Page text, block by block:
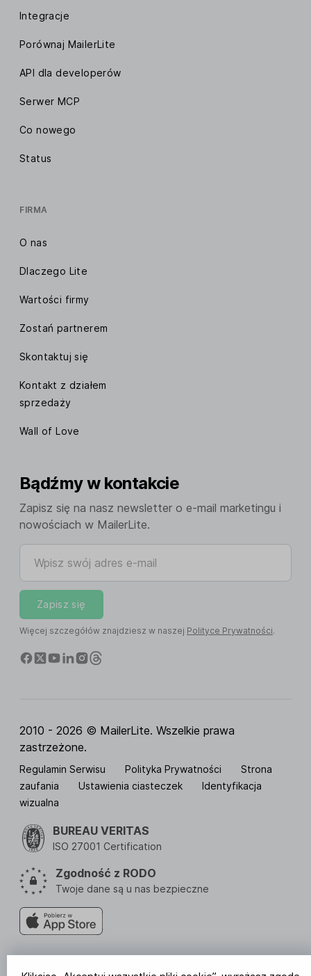
Integracje
Porównaj MailerLite
API dla developerów
Serwer MCP
Co nowego
Status
FIRMA
O nas
Dlaczego Lite
Wartości firmy
Zostań partnerem
Skontaktuj się
Kontakt z działem
sprzedaży
Wall of Love
Bądźmy w kontakcie
Zapisz się na nasz newsletter o e-mail marketingu i
nowościach w MailerLite.
Wpisz swój adres e-mail
Zapisz się
Więcej szczegółów znajdziesz w naszej Polityce Prywatności.
2010 - 2026 © MailerLite. Wszelkie prawa
zastrzeżone.
Regulamin Serwisu Polityka Prywatności
Strona
zaufania
Ustawienia ciasteczek
Identyfikacja
wizualna
BUREAU VERITAS
ISO 27001 Certification
Zgodność z RODO
Twoje dane są u nas bezpieczne